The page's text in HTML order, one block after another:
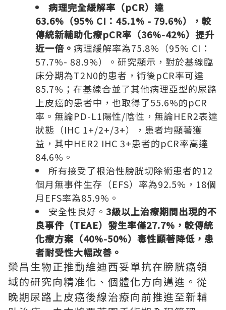
病理完全緩解率（pCR）達
63.6%（95% CI：45.1% - 79.6%），較
傳統新輔助化療pCR率（36%-42%）提升
近一倍。 病理緩解率為75.8%（95% CI：
57.7%- 88.9%）。研究顯示，對於基線臨
床分期為T2N0的患者，術後pCR率可達
85.7%；在基線合並了其他病理亞型的尿路
上皮癌的患者中，也取得了55.6%的pCR
率。無論PD-L1陽性/陰性，無論HER2表達
狀態（IHC 1+/2+/3+），患者均顯著獲
益，其中HER2 IHC 3+患者的pCR率高達
84.6%。
所有接受了根治性膀胱切除術患者的12
個月無事件生存（EFS）率為92.5%，18個
月EFS率為85.9%。
安全性良好。 3級以上治療期間出現的不
良事件（TEAE）發生率僅27.7%，較傳統
化療方案（40%-50%）毒性顯著降低，患
者耐受性大幅改善。
榮昌生物正推動維迪西妥單抗在膀胱癌領
域的研究向精准化、個體化方向邁進。從
晚期尿路上皮癌後線治療向前推進至新輔